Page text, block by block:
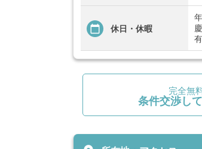
休日・休暇
完全無
条件交渉し